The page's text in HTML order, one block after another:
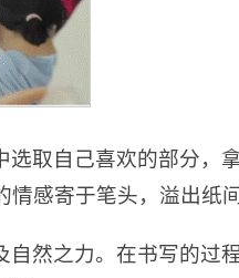
取自己喜欢的部分，
感寄于笔头，溢出纸间
然之力。在书写的过